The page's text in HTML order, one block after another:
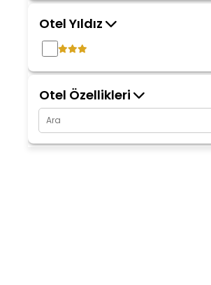
Otel Yıldız
Otel Özellikleri